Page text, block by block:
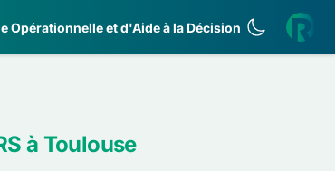
Opérationnelle et d'Aide à la Décision
à Toulouse